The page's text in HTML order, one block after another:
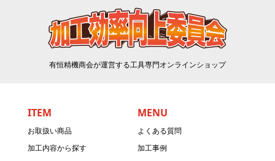
有恒精機商会が運営する工具専門オンラインショップ
ITEM
お取扱い商品
加工内容から探す
MENU
よくある質問
加工事例